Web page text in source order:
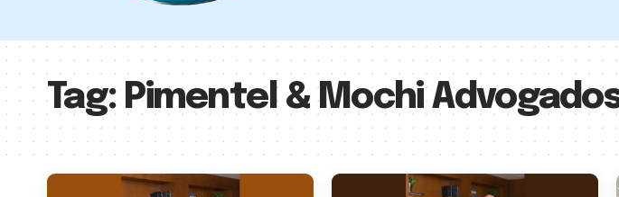
Tag: Pimentel & Mochi